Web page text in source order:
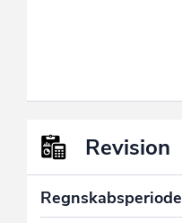
Revision
Regnskabsperiode